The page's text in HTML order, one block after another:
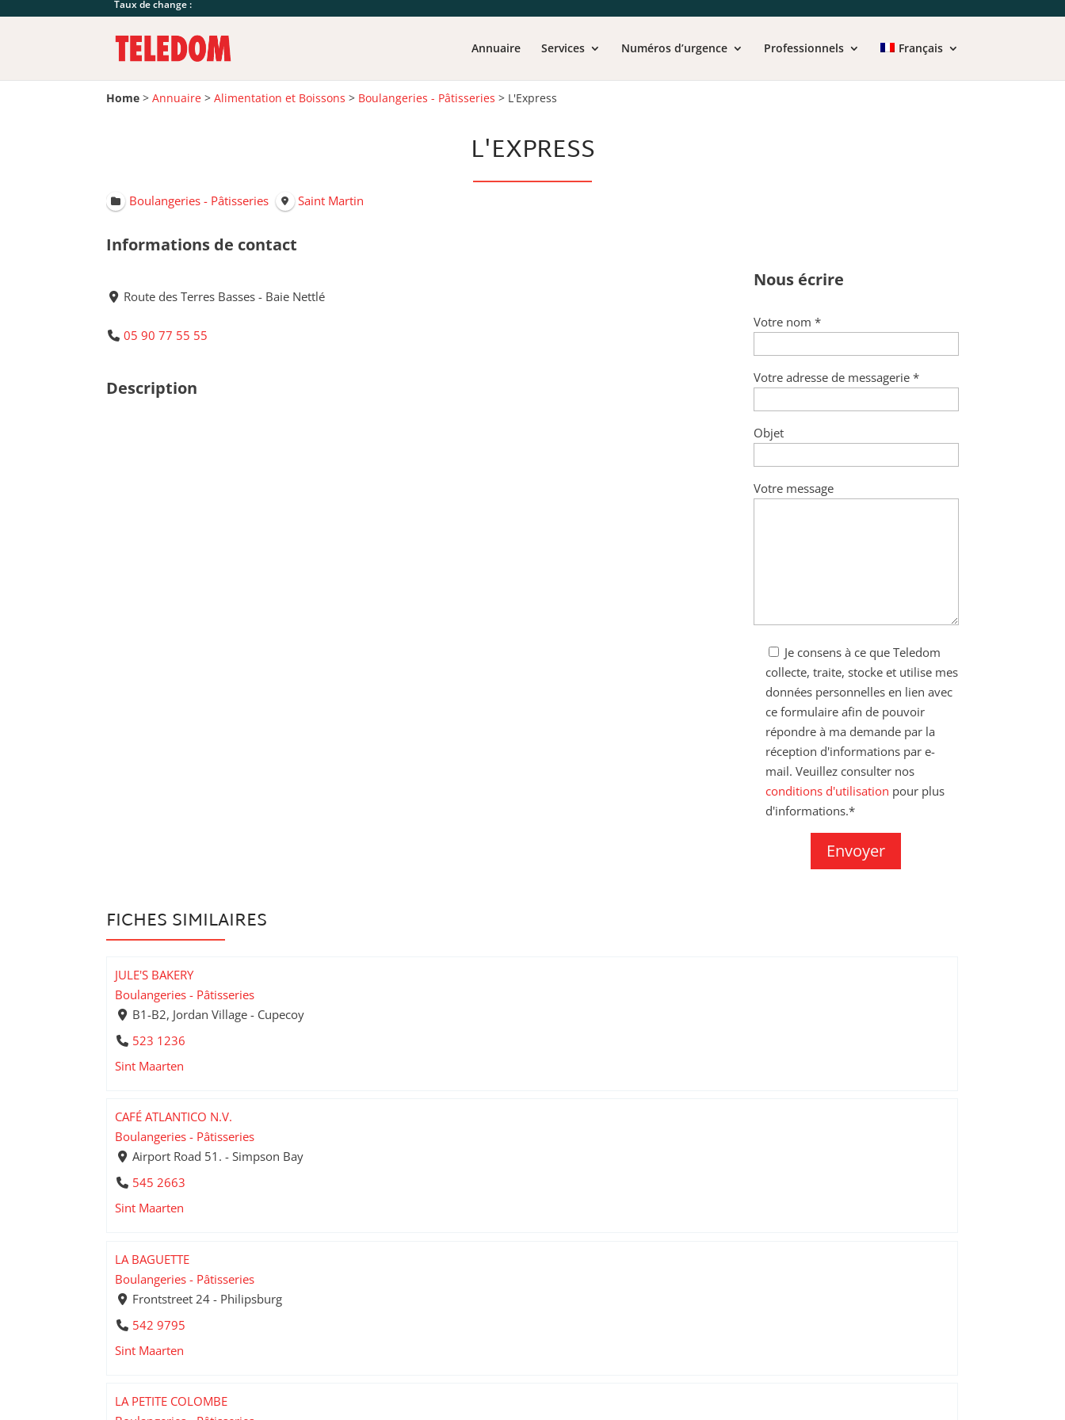
Taux de change :
Annuaire Services Numéros d’urgence Professionnels Français
Home >Annuaire >Alimentation et Boissons > Boulangeries - Pâtisseries > L'Express
L'EXPRESS
Boulangeries - Pâtisseries Saint Martin
Informations de contact
Route des Terres Basses - Baie Nettlé
05 90 77 55 55
Description
Nous écrire
Votre nom *
Votre adresse de messagerie *
Objet
Votre message
Je consens à ce que Teledom
collecte, traite, stocke et utilise mes
données personnelles en lien avec
ce formulaire afin de pouvoir
répondre à ma demande par la
réception d'informations par e-
mail. Veuillez consulter nos
conditions d'utilisation pour plus
d'informations.*
FICHES SIMILAIRES
JULE'S BAKERY
Boulangeries - Pâtisseries
B1-B2, Jordan Village - Cupecoy
523 1236
Sint Maarten
CAFÉ ATLANTICO N.V.
Boulangeries - Pâtisseries
Airport Road 51. - Simpson Bay
545 2663
Sint Maarten
LA BAGUETTE
Boulangeries - Pâtisseries
Frontstreet 24 - Philipsburg
542 9795
Sint Maarten
LA PETITE COLOMBE